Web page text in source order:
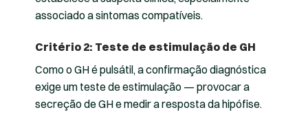
associado a sintomas compatíveis.
Critério 2: Teste de estimulação de GH
Como o GH é pulsátil, a confirmação diagnóstica
exige um teste de estimulação — provocar a
secreção de GH e medir a resposta da hipófise.